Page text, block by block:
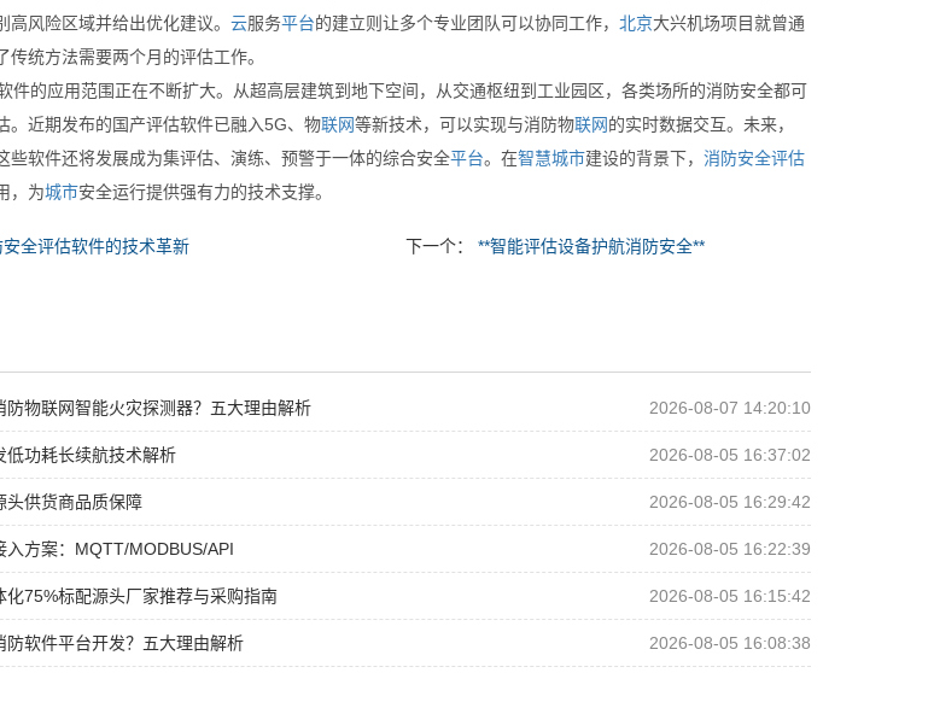
风险区域并给出优化建议。 云服务平台的建立则让多个专业团队可以协同工作， 北京大兴机场项目就曾通
统方法需要两个月的评估工作。
件的应用范围正在不断扩大。从超高层建筑到地下空间，从交通枢纽到工业园区，各类场所的消防安全都可
。近期发布的国产评估软件已融入5G、物联网等新技术，可以实现与消防物联网的实时数据交互。未来，
些软件还将发展成为集评估、演练、预警于一体的综合安全平台。在智慧城市建设的背景下， 消防安全评估
，为城市安全运行提供强有力的技术支撑。
安全评估软件的技术革新 下一个： **智能评估设备护航消防安全**
防物联网智能火灾探测器？五大理由解析 2026-08-07 14:20:10
低功耗长续航技术解析 2026-08-05 16:37:02
头供货商品质保障 2026-08-05 16:29:42
方案：MQTT/MODBUS/API 2026-08-05 16:22:39
75%标配源头厂家推荐与采购指南 2026-08-05 16:15:42
软件平台开发？五大理由解析 2026-08-05 16:08:38